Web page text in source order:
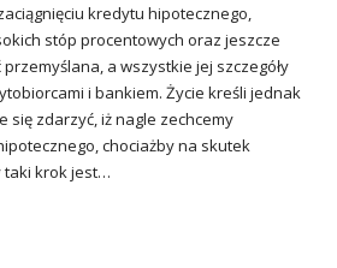
kredytu hipotecznego,
stóp procentowych oraz jeszcze
a wszystkie jej szczegóły
i bankiem. Życie kreśli jednak
się zdarzyć, iż nagle zechcemy
chociażby na skutek
taki krok jest…